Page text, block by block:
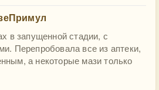
в запущенной стадии, с
Перепробовала все из аптеки,
а некоторые мази только